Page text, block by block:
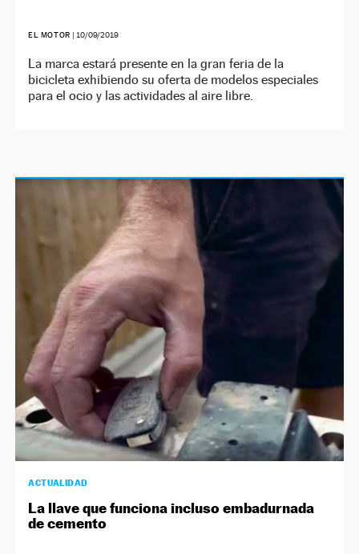
EL MOTOR | 10/09/2019
La marca estará presente en la gran feria de la
bicicleta exhibiendo su oferta de modelos especiales
para el ocio y las actividades al aire libre.
ACTUALIDAD
La llave que funciona incluso embadurnada
de cemento